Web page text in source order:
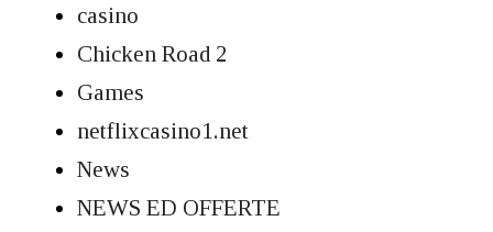
casino
Chicken Road 2
Games
netflixcasino1.net
News
NEWS ED OFFERTE